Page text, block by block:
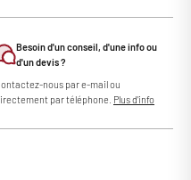
Besoin d'un conseil, d'une info ou
d'un devis ?
nous par e-mail ou
par téléphone. Plus d'info